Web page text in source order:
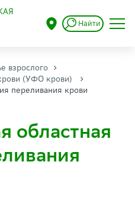
Найти
взрослого
(УФО крови)
переливания крови
областная